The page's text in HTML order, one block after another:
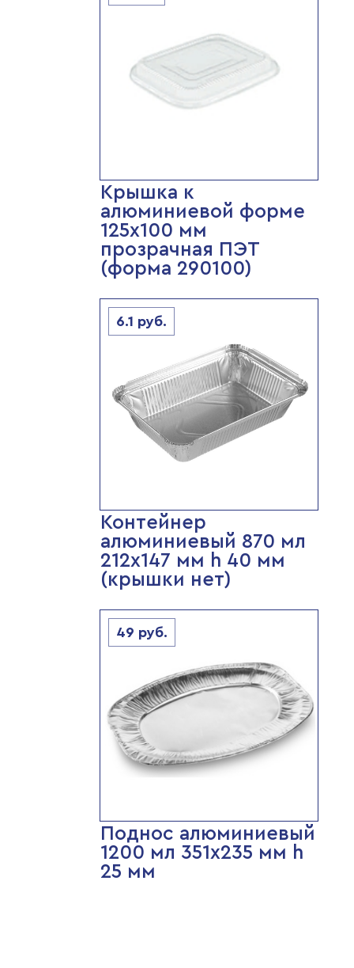
Крышка к
алюминиевой форме
125х100 мм
прозрачная ПЭТ
(форма 290100)
6.1 руб.
Контейнер
алюминиевый 870 мл
212х147 мм h 40 мм
(крышки нет)
49 руб.
Поднос алюминиевый
1200 мл 351х235 мм h
25 мм